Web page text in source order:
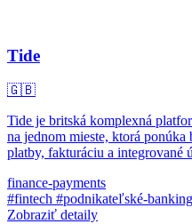
Tide
🇬🇧
Tide je britská komplexná
na jednom mieste, ktorá
platby, fakturáciu a integrované
finance-payments
#fintech #podnikateľské-banking
Zobraziť detaily